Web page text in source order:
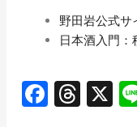
野田岩公式サ
日本酒入門
X